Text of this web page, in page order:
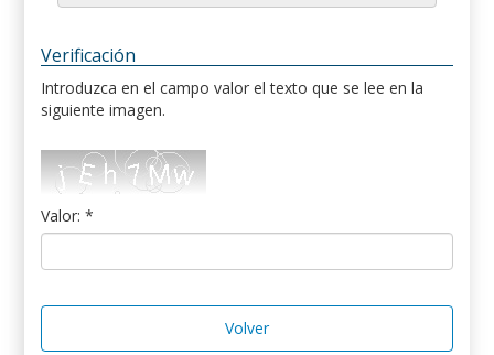
Verificación
Introduzca en el campo valor el texto que se lee en la
siguiente imagen.
Valor: *
Volver